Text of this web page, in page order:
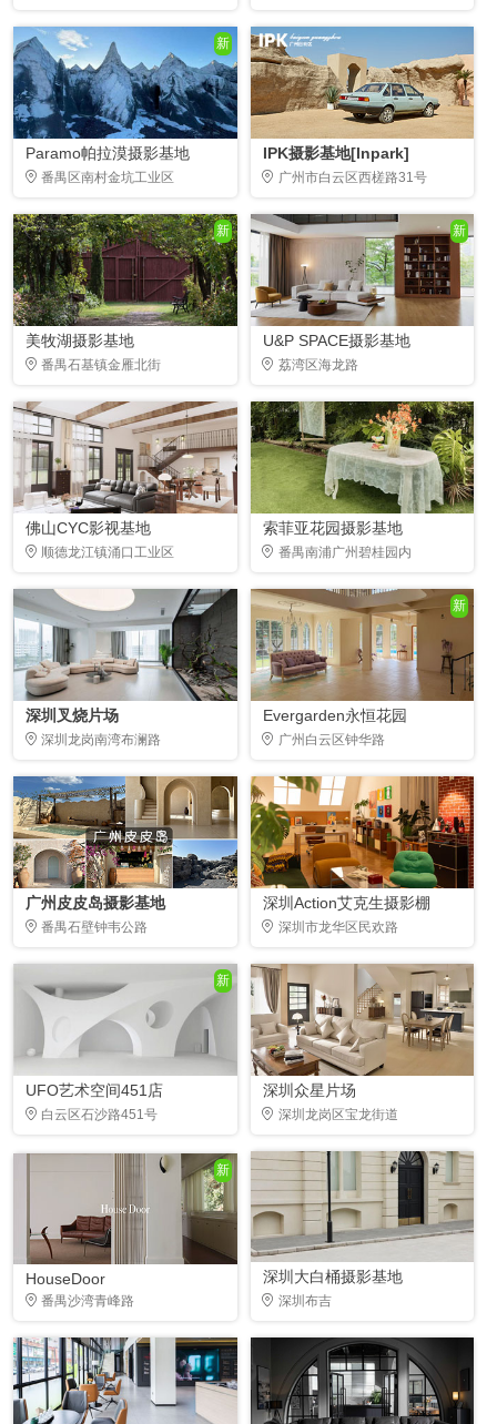
新
Paramo帕拉漠摄影基地
番禺区南村金坑工业区
IPK摄影基地[Inpark]
广州市白云区西槎路31号
新
美牧湖摄影基地
番禺石基镇金雁北街
新
U&P SPACE摄影基地
荔湾区海龙路
佛山CYC影视基地
顺德龙江镇涌口工业区
索菲亚花园摄影基地
番禺南浦广州碧桂园内
深圳叉烧片场
深圳龙岗南湾布澜路
新
Evergarden永恒花园
广州白云区钟华路
广州皮皮岛摄影基地
番禺石壁钟韦公路
深圳Action艾克生摄影棚
深圳市龙华区民欢路
新
UFO艺术空间451店
白云区石沙路451号
深圳众星片场
深圳龙岗区宝龙街道
新
HouseDoor
番禺沙湾青峰路
深圳大白桶摄影基地
深圳布吉